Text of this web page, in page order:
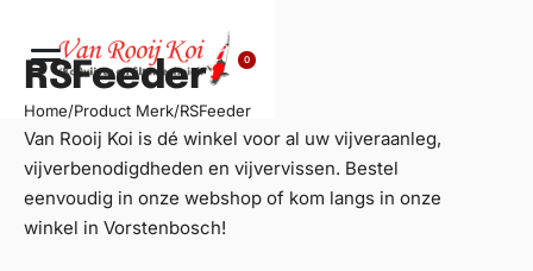
0
RSFeeder
Home/Product Merk/RSFeeder
Van Rooij Koi is dé winkel voor al uw vijveraanleg,
vijverbenodigdheden en vijvervissen. Bestel
eenvoudig in onze webshop of kom langs in onze
winkel in Vorstenbosch!